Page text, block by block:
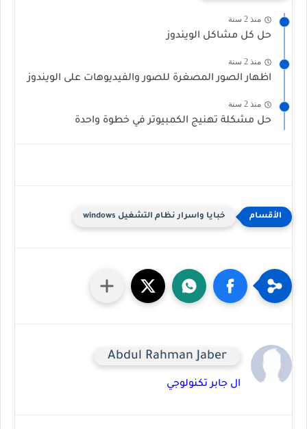
منذ 2 سنة
حل كل مشاكل الويندوز
منذ 2 سنة
اظهار الصور المصغرة للصور والفيديوهات على الويندوز
منذ 2 سنة
حل مشكلة تهنيج الكمبيوتر في خطوة واحدة
خبايا واسرار نظام التشغيل windows
Abdul Rahman Jaber
ال جابر تكنولوجي